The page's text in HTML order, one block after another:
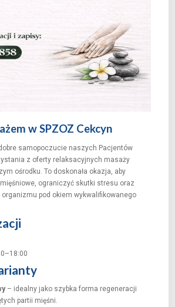
wSPZOZ Cekcyn
samopoczucie naszych Pacjentów
z oferty relaksacyjnych masaży
ośrodku. To doskonała okazja, aby
ograniczyć skutki stresu oraz
pod okiem wykwalifikowanego
– idealny jako szybka forma regeneracji
partii mięśni.